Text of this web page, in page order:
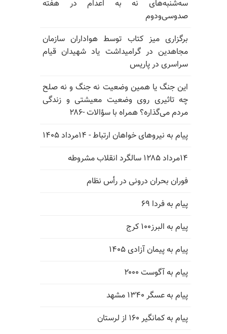
سه‌شنبه‌های نه به اعدام در هفته
صدوسی‌و‌دوم
برگزاری میز کتاب توسط هواداران سازمان
مجاهدین در گرامیداشت یاد شهیدان قیام
سراسری در پاریس
این جنگ یا همین وضعیت نه جنگ و نه صلح
چه تاثیری روی وضعیت معیشتی و زندگی
مردم می‌گذاره؟ همراه با سؤالات -۲۸۶
پیام به نیروهای خواهان ارتباط - ۱۴مرداد ۱۴۰۵
۱۴مرداد ۱۲۸۵ سالگرد انقلاب مشروطه
فوران بحران درونی در رأس نظام
پیام به فردا ۶۹
پیام به البرز۱۰۰ کرج
پیام به پیمان آزادی ۱۴۰۵
پیام به آگوست ۲۰۰۰
پیام به عسگر ۱۳۴۰ مشهد
پیام به کمانگیر ۱۶۰ از لرستان